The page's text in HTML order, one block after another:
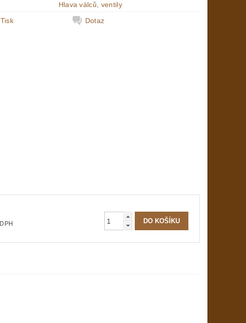
Hlava válců, ventily
Tisk
Dotaz
DPH